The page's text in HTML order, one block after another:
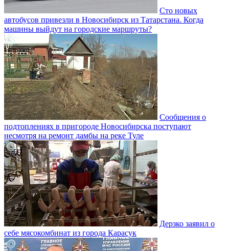
Сто новых
автобусов привезли в Новосибирск из Татарстана. Когда
машины выйдут на городские маршруты?
Сообщения о
подтоплениях в пригороде Новосибирска поступают
несмотря на ремонт дамбы на реке Туле
Дерзко заявил о
себе мясокомбинат из города Карасук